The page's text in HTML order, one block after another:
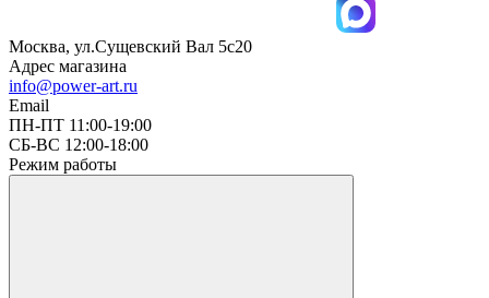
Москва, ул.Сущевский Вал 5с20
Адрес магазина
info@power-art.ru
Email
ПН-ПТ 11:00-19:00
СБ-ВС 12:00-18:00
Режим работы